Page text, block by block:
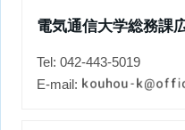
電気通信大学総務課
Tel: 042-443-5019
E-mail: